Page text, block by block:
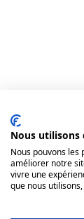
Nous utilisons
Nous pouvons les
améliorer notre
vivre une
que nous